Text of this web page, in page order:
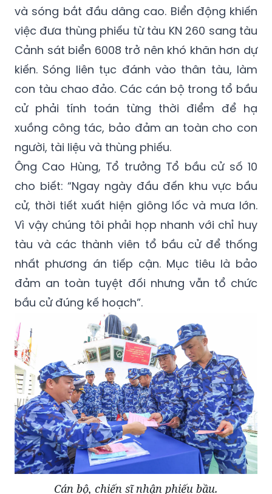
và sóng bắt đầu dâng cao. Biển động khiến
việc đưa thùng phiếu từ tàu KN 260 sang tàu
Cảnh sát biển 6008 trở nên khó khăn hơn dự
kiến. Sóng liên tục đánh vào thân tàu, làm
con tàu chao đảo. Các cán bộ trong tổ bầu
cử phải tính toán từng thời điểm để hạ
xuồng công tác, bảo đảm an toàn cho con
người, tài liệu và thùng phiếu.
Ông Cao Hùng, Tổ trưởng Tổ bầu cử số 10
cho biết: “Ngay ngày đầu đến khu vực bầu
cử, thời tiết xuất hiện giông lốc và mưa lớn.
Vì vậy chúng tôi phải họp nhanh với chỉ huy
tàu và các thành viên tổ bầu cử để thống
nhất phương án tiếp cận. Mục tiêu là bảo
đảm an toàn tuyệt đối nhưng vẫn tổ chức
bầu cử đúng kế hoạch”.
Cán bộ, chiến sĩ nhận phiếu bầu.